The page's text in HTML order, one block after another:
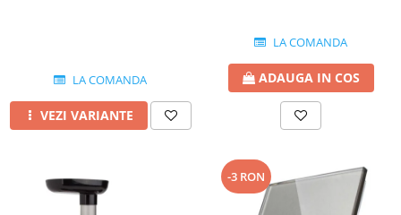
LA COMANDA
VEZI VARIANTE
LA COMANDA
ADAUGA IN COS
-3 RON